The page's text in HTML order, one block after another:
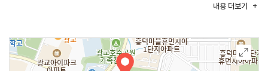
다양한 편의시설이 조성되어 있다. 다만 풋살장은 예약 후 이용이 가능하다.
내용 더보기